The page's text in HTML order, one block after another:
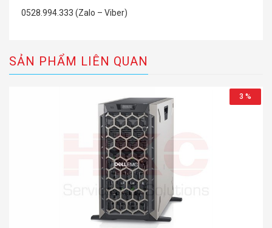
0528.994.333 (Zalo – Viber)
SẢN PHẨM LIÊN QUAN
3 %